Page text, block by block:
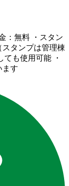
：無料 ・スタン
タンプは管理棟
も使用可能 ・
ます